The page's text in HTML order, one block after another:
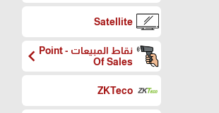
Satellite
نقاط المبيعات - Point
Of Sales
chevron_left
ZKTeco